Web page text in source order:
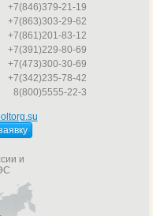
+7(846)379-21-19
+7(863)303-29-62
+7(861)201-83-12
+7(391)229-80-69
+7(473)300-30-69
+7(342)235-78-42
8(800)5555-22-3
и